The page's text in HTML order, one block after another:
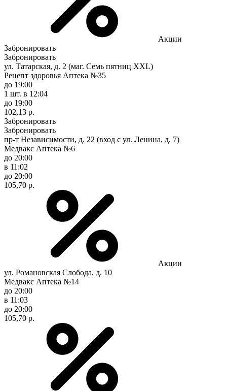
Акции
Забронировать
Забронировать
ул. Татарская, д. 2 (маг. Семь пятниц XXL)
Рецепт здоровья Аптека №35
до 19:00
1 шт. в 12:04
до 19:00
102,13 р.
Забронировать
Забронировать
пр-т Независимости, д. 22 (вход с ул. Ленина, д. 7)
Медвакс Аптека №6
до 20:00
в 11:02
до 20:00
105,70 р.
Акции
ул. Романовская Слобода, д. 10
Медвакс Аптека №14
до 20:00
в 11:03
до 20:00
105,70 р.